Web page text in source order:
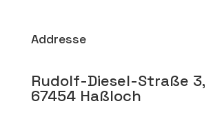
Addresse
Rudolf-Diesel-Straße 3,
67454 Haßloch